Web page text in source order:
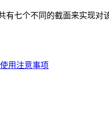
七个不同的截面来实现对
用注意事项